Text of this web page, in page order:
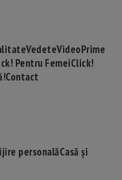
VedeteVideoPrime
Pentru FemeiClick!
Contact
personalăCasă și